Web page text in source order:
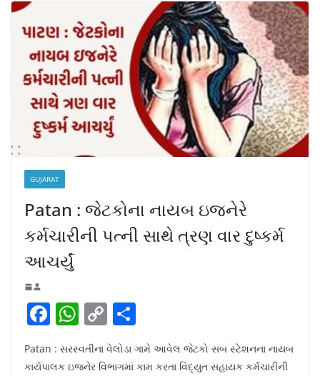
GUJARAT
Patan : જેટકોના નાયબ ઇજનેરે
કર્મચારીની પત્ની સાથે ત્રણ વાર દુષ્કર્મ
આચર્યું
F
c
W
h
at
C
o
p
h
ar
Patan : સરસ્વતીના વેલોડા ગામે આવેલ જેટકો સબ સ્ટેશનના નાયબ
કાર્યપાલક ઇજનેર વિભાગમાં કામ કરતા વિદ્યુત સહાયક કર્મચારીની